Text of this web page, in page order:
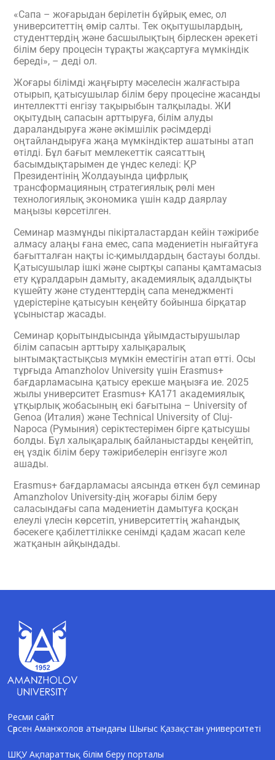
«Сапа – жоғарыдан берілетін бұйрық емес, ол
университеттің өмір салты. Тек оқытушылардың,
студенттердің және басшылықтың бірлескен әрекеті
білім беру процесін тұрақты жақсартуға мүмкіндік
береді», – деді ол.
Жоғары білімді жаңғырту мәселесін жалғастыра
отырып, қатысушылар білім беру процесіне жасанды
интеллектті енгізу тақырыбын талқылады. ЖИ
оқытудың сапасын арттыруға, білім алуды
дараландыруға және әкімшілік рәсімдерді
оңтайландыруға жаңа мүмкіндіктер ашатыны атап
өтілді. Бұл бағыт мемлекеттік саясаттың
басымдықтарымен де үндес келеді: ҚР
Президентінің Жолдауында цифрлық
трансформацияның стратегиялық рөлі мен
технологиялық экономика үшін кадр даярлау
маңызы көрсетілген.
Семинар мазмұнды пікірталастардан кейін тәжірибе
алмасу алаңы ғана емес, сапа мәдениетін нығайтуға
бағытталған нақты іс-қимылдардың бастауы болды.
Қатысушылар ішкі және сыртқы сапаны қамтамасыз
ету құралдарын дамыту, академиялық адалдықты
күшейту және студенттердің сапа менеджменті
үдерістеріне қатысуын кеңейту бойынша бірқатар
ұсыныстар жасады.
Семинар қорытындысында ұйымдастырушылар
білім сапасын арттыру халықаралық
ынтымақтастықсыз мүмкін еместігін атап өтті. Осы
тұрғыда Amanzholov University үшін Erasmus+
бағдарламасына қатысу ерекше маңызға ие. 2025
жылы университет Erasmus+ KA171 академиялық
ұтқырлық жобасының екі бағытына – University of
Genoa (Италия) және Technical University of Cluj-
Napoca (Румыния) серіктестерімен бірге қатысушы
болды. Бұл халықаралық байланыстарды кеңейтіп,
ең үздік білім беру тәжірибелерін енгізуге жол
ашады.
Erasmus+ бағдарламасы аясында өткен бұл семинар
Amanzholov University-дің жоғары білім беру
саласындағы сапа мәдениетін дамытуға қосқан
елеулі үлесін көрсетіп, университеттің жаһандық
бәсекеге қабілеттілікке сенімді қадам жасап келе
жатқанын айқындады.
Ресми сайт
Сәрсен Аманжолов атындағы Шығыс Қазақстан университеті
ШҚУ Ақпараттық білім беру порталы
AI-Talapker